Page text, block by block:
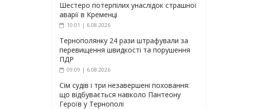
Шестеро потерпілих унаслідок страшної
аварії в Кременці
10:01 | 6.08.2026
Тернополянку 24 рази штрафували за
перевищення швидкості та порушення
ПДР
09:09 | 6.08.2026
Сім судів і три незавершені поховання:
що відбувається навколо Пантеону
Героїв у Тернополі